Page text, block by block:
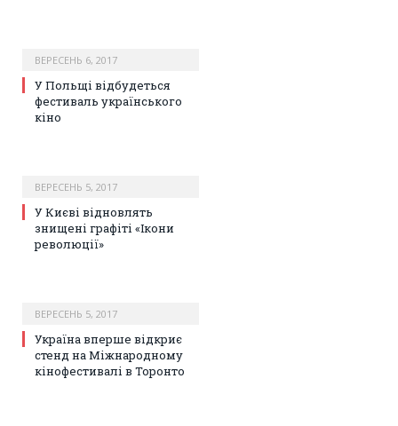
ВЕРЕСЕНЬ 6, 2017
У Польщі відбудеться
фестиваль українського
кіно
ВЕРЕСЕНЬ 5, 2017
У Києві відновлять
знищені графіті «Ікони
революції»
ВЕРЕСЕНЬ 5, 2017
Україна вперше відкриє
стенд на Міжнародному
кінофестивалі в Торонто